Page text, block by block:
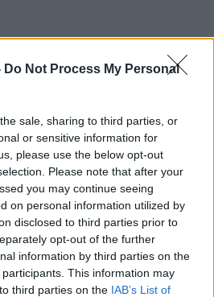
Do Not Process My Personal
sale, sharing to third parties, or
or sensitive information for
please use the below opt-out
Please note that after your
you may continue seeing
on personal information utilized by
disclosed to third parties prior to
opt-out of the further
information by third parties on the
participants. This information may
third parties on the IAB’s List of
az RTL.hu az elsők között
értesülj a friss hírekről a